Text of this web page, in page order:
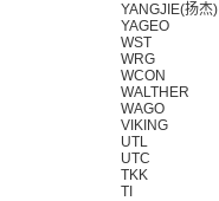
YANGJIE(扬杰)
YAGEO
WST
WRG
WCON
WALTHER
WAGO
VIKING
UTL
UTC
TKK
TI